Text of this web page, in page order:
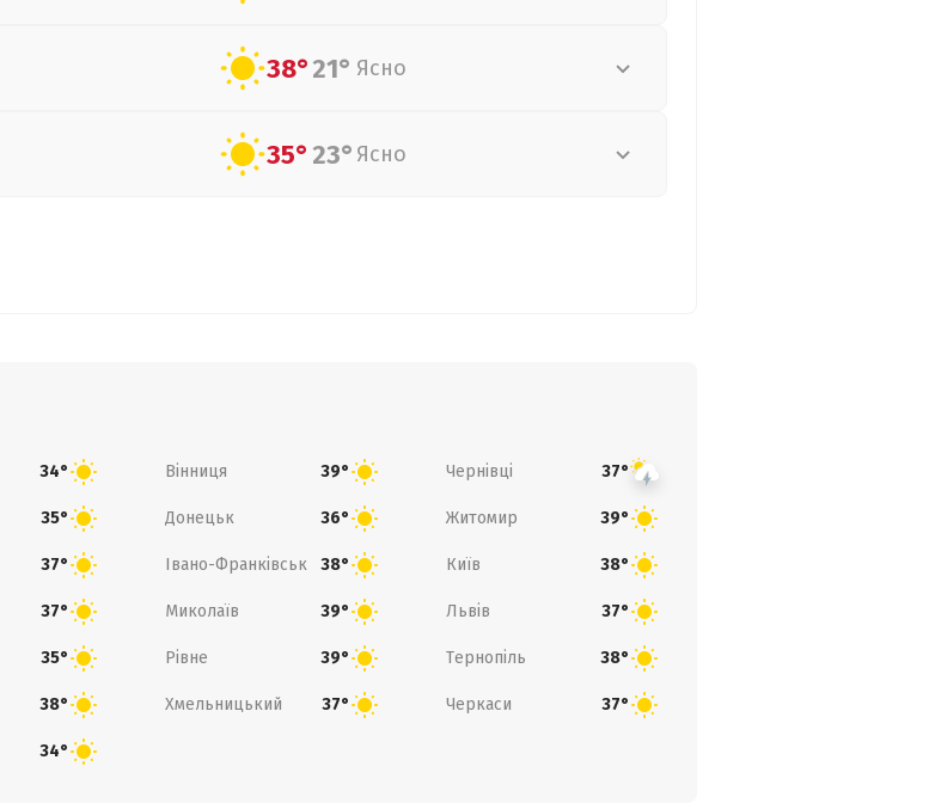
38°21° Ясно
35°23° Ясно
34° Вінниця 39° Чернівці 37°
35° Донецьк 36° Житомир 39°
37° Івано-Франківськ 38° Київ 38°
37° Миколаїв 39° Львів 37°
35° Рівне 39° Тернопіль 38°
38° Хмельницький 37° Черкаси 37°
34°